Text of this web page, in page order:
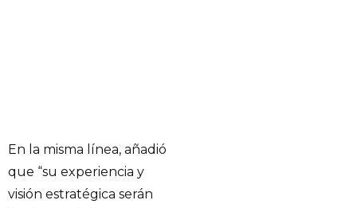
En la misma línea, añadió
que “su experiencia y
visión estratégica serán